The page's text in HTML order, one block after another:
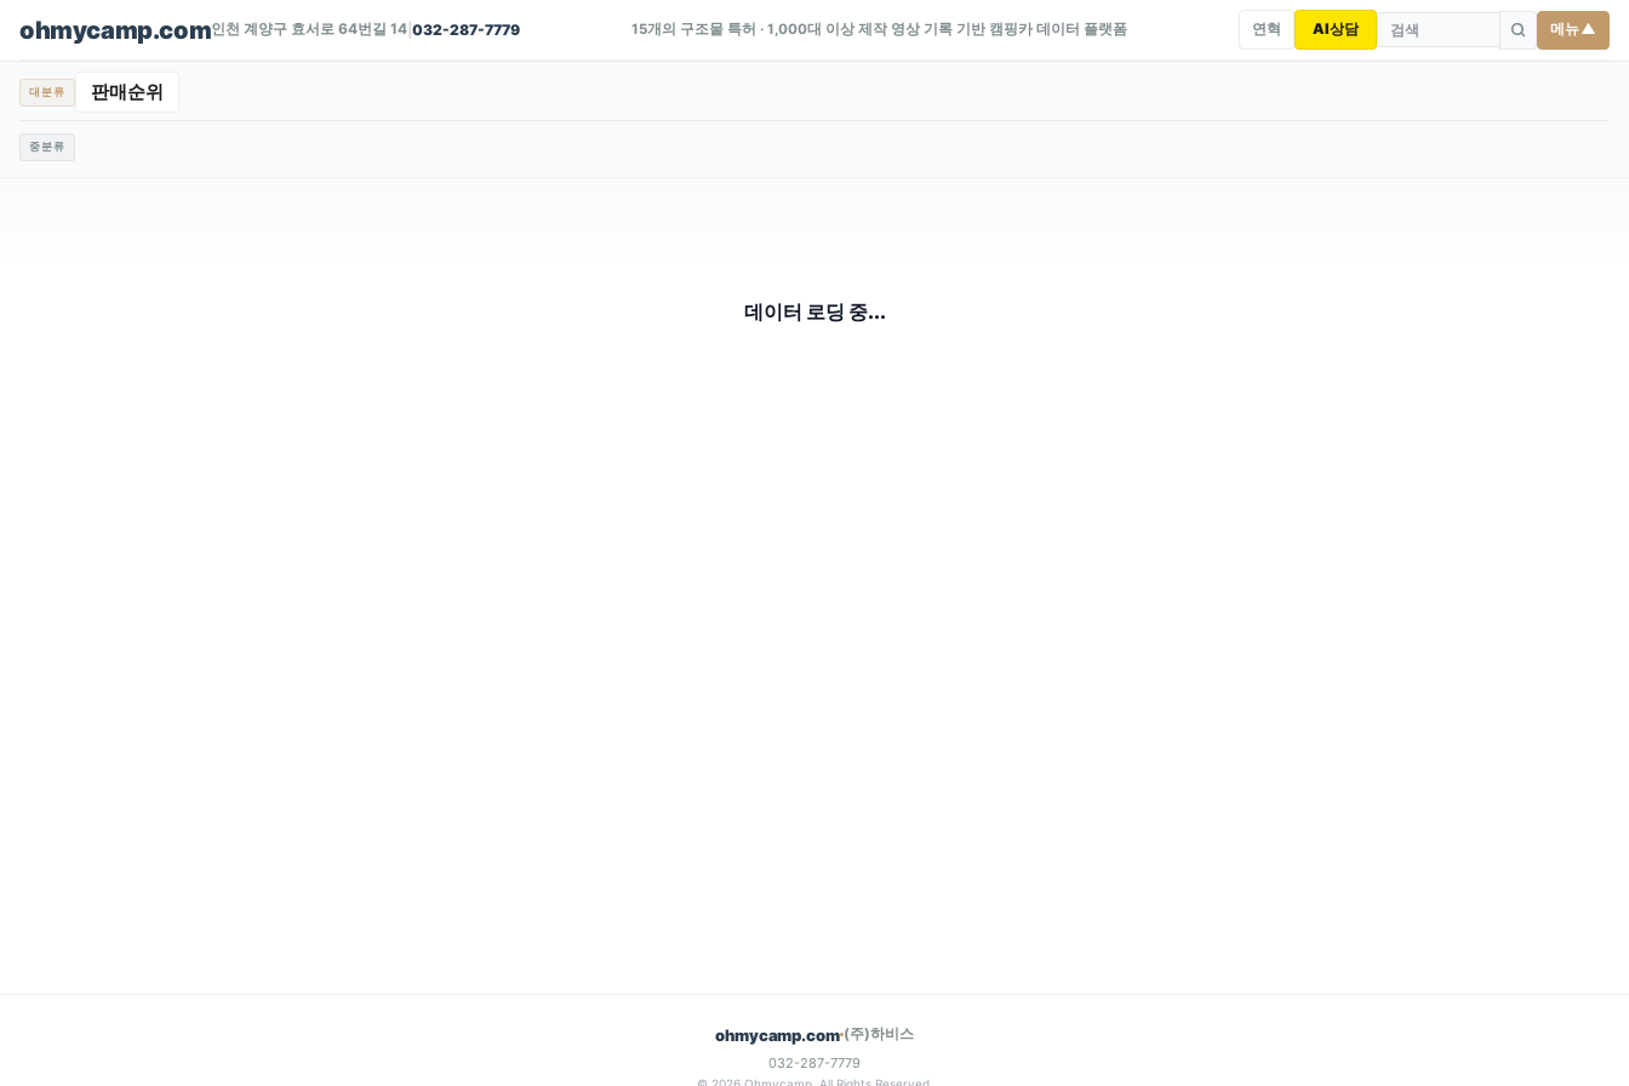
ohmycamp.com인천 계양구 효서로 64번길 14 |032-287-7779 15개의 구조물 특허 · 1,000대 이상 제작 영상 기록 기반 캠핑카 데이터 플랫폼 연혁 AI상담 메뉴 ▲
대분류 판매순위
중분류
데이터 로딩 중...
ohmycamp.com (주)하비스
032-287-7779